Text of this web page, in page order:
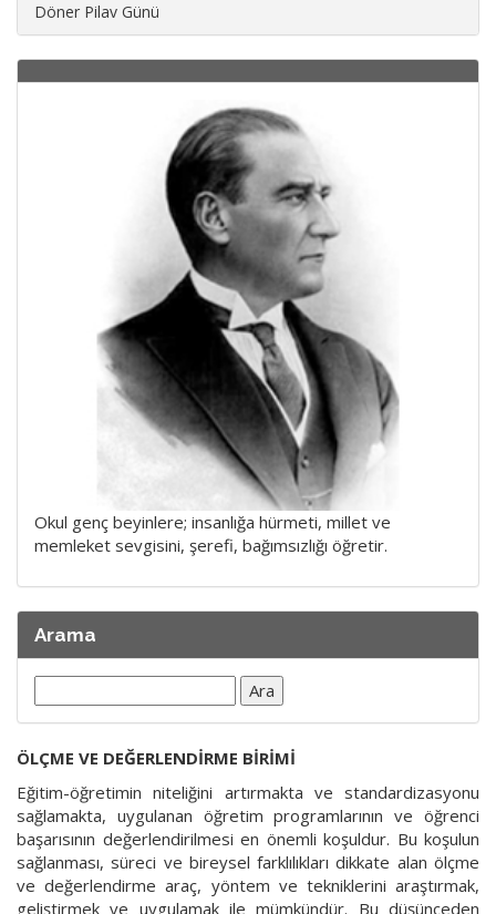
Döner Pilav Günü
Okul genç beyinlere; insanlığa hürmeti, millet ve
memleket sevgisini, şerefi, bağımsızlığı öğretir.
Arama
ÖLÇME VE DEĞERLENDİRME BİRİMİ
Eğitim-öğretimin niteliğini artırmakta ve standardizasyonu
sağlamakta, uygulanan öğretim programlarının ve öğrenci
başarısının değerlendirilmesi en önemli koşuldur. Bu koşulun
sağlanması, süreci ve bireysel farklılıkları dikkate alan ölçme
ve değerlendirme araç, yöntem ve tekniklerini araştırmak,
geliştirmek ve uygulamak ile mümkündür. Bu düşünceden